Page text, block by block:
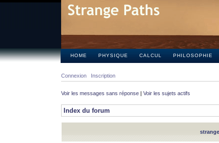
HOME PHYSIQUE CALCUL PHILOSOPHIE
Connexion Inscription
Voir les messages sans réponse | Voir les sujets actifs
Index du forum